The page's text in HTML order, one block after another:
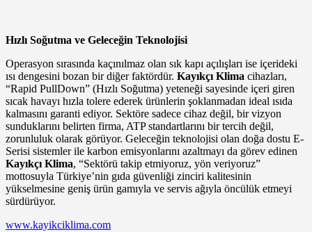
Hızlı Soğutma ve Geleceğin Teknolojisi
Operasyon sırasında kaçınılmaz olan sık kapı açılışları ise içerideki
ısı dengesini bozan bir diğer faktördür. Kayıkçı Klima cihazları,
“Rapid PullDown” (Hızlı Soğutma) yeteneği sayesinde içeri giren
sıcak havayı hızla tolere ederek ürünlerin şoklanmadan ideal ısıda
kalmasını garanti ediyor. Sektöre sadece cihaz değil, bir vizyon
sunduklarını belirten firma, ATP standartlarını bir tercih değil,
zorunluluk olarak görüyor. Geleceğin teknolojisi olan doğa dostu E-
Serisi sistemler ile karbon emisyonlarını azaltmayı da görev edinen
Kayıkçı Klima, “Sektörü takip etmiyoruz, yön veriyoruz”
mottosuyla Türkiye’nin gıda güvenliği zinciri kalitesinin
yükselmesine geniş ürün gamıyla ve servis ağıyla öncülük etmeyi
sürdürüyor.
www.kayikciklima.com